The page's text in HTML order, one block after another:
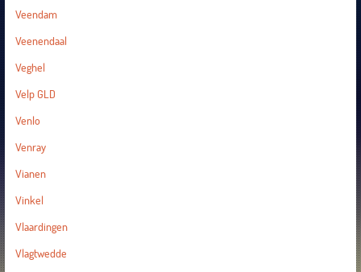
Veendam
Veenendaal
Veghel
Velp GLD
Venlo
Venray
Vianen
Vinkel
Vlaardingen
Vlagtwedde